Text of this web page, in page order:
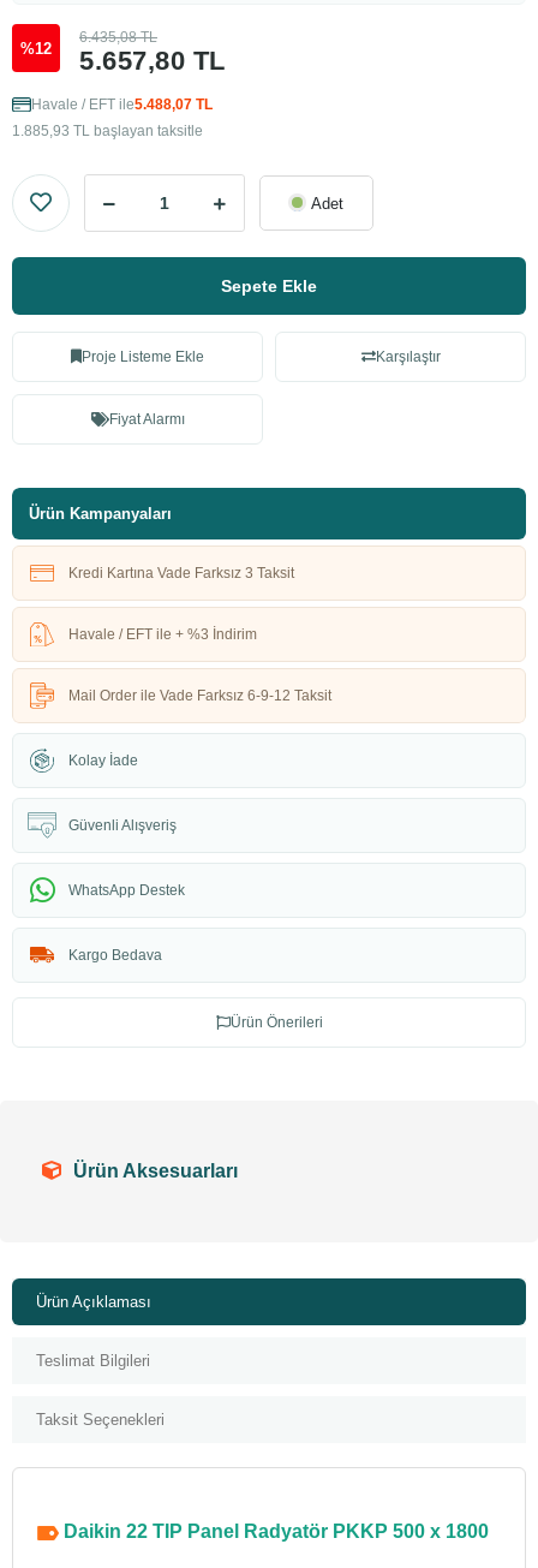
%12 5.657,80 TL
6.435,08 TL
Havale / EFT ile5.488,07 TL
1.885,93 TL başlayan taksitle
Adet
Sepete Ekle
Proje Listeme Ekle Karşılaştır
Fiyat Alarmı
Ürün Kampanyaları
Kredi Kartına Vade Farksız 3 Taksit
Havale / EFT ile + %3 İndirim
Mail Order ile Vade Farksız 6-9-12 Taksit
Kolay İade
Güvenli Alışveriş
WhatsApp Destek
Kargo Bedava
Ürün Önerileri
Ürün Aksesuarları
Ürün Açıklaması
Teslimat Bilgileri
Taksit Seçenekleri
Daikin 22 TIP Panel Radyatör PKKP 500 x 1800